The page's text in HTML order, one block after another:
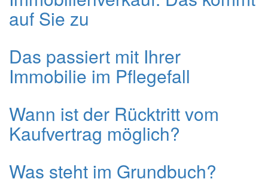
auf Sie zu
Das passiert mit Ihrer
Immobilie im Pflegefall
Wann ist der Rücktritt vom
Kaufvertrag möglich?
Was steht im Grundbuch?